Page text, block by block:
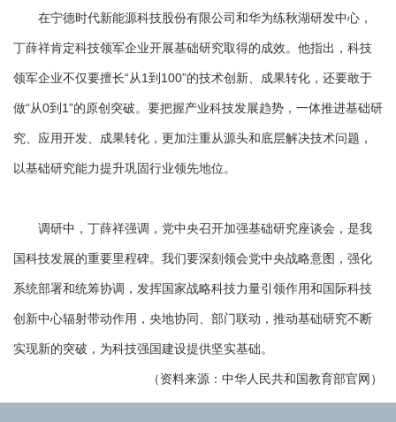
在宁德时代新能源科技股份有限公司和华为练秋湖研发中心，
丁薛祥肯定科技领军企业开展基础研究取得的成效。他指出，科技
领军企业不仅要擅长“从1到100”的技术创新、成果转化，还要敢于
做“从0到1”的原创突破。要把握产业科技发展趋势，一体推进基础研
究、应用开发、成果转化，更加注重从源头和底层解决技术问题，
以基础研究能力提升巩固行业领先地位。
调研中，丁薛祥强调，党中央召开加强基础研究座谈会，是我
国科技发展的重要里程碑。我们要深刻领会党中央战略意图，强化
系统部署和统筹协调，发挥国家战略科技力量引领作用和国际科技
创新中心辐射带动作用，央地协同、部门联动，推动基础研究不断
实现新的突破，为科技强国建设提供坚实基础。
（资料来源：中华人民共和国教育部官网）